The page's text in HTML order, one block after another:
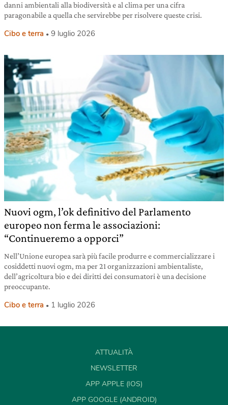
danni ambientali alla biodiversità e al clima per una cifra
paragonabile a quella che servirebbe per risolvere queste crisi.
Cibo e terra 9 luglio 2026
Nuovi ogm, l’ok definitivo del Parlamento
europeo non ferma le associazioni:
“Continueremo a opporci”
Nell’Unione europea sarà più facile produrre e commercializzare i
cosiddetti nuovi ogm, ma per 21 organizzazioni ambientaliste,
dell’agricoltura bio e dei diritti dei consumatori è una decisione
preoccupante.
Cibo e terra 1 luglio 2026
ATTUALITÀ
NEWSLETTER
APP APPLE (IOS)
APP GOOGLE (ANDROID)